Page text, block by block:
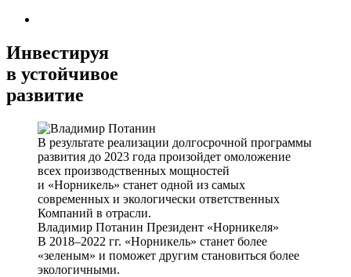
Инвестируя
в устойчивое
развитие
В результате реализации долгосрочной программы
развития до 2023 года произойдет омоложение
всех производственных мощностей
и «Норникель» станет одной из самых
современных и экологически ответственных
Компаний в отрасли.
Владимир Потанин Президент «Норникеля»
В 2018–2022 гг. «Норникель» станет более
«зеленым» и поможет другим становиться более
экологичными.